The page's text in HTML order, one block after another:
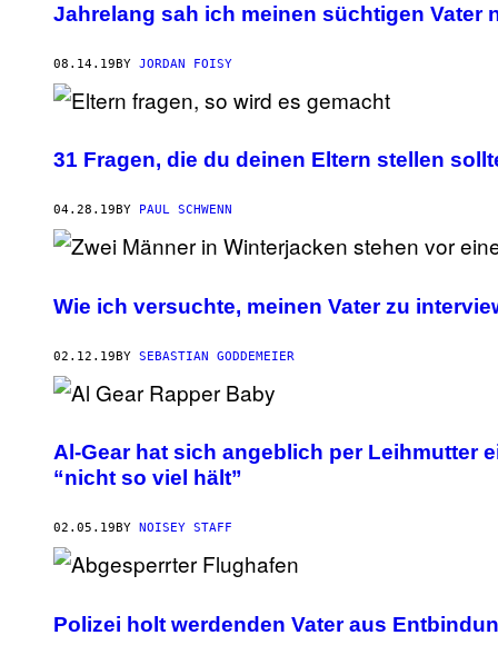
Jahrelang sah ich meinen süchtigen Vater
08.14.19BY JORDAN FOISY
31 Fragen, die du deinen Eltern stellen
04.28.19 BY PAUL SCHWENN
Wie ich versuchte, meinen Vater zu
02.12.19BY SEBASTIAN GODDEMEIER
Al-Gear hat sich angeblich per Leihmutter
“nicht so viel hält”
02.05.19 BY NOISEY STAFF
Polizei holt werdenden Vater aus